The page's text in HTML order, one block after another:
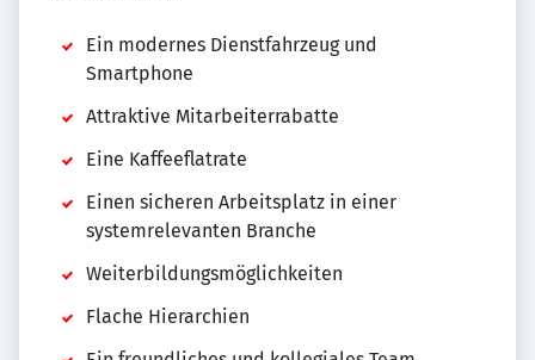
Ein modernes Dienstfahrzeug und
Smartphone
Attraktive Mitarbeiterrabatte
Eine Kaffeeflatrate
Einen sicheren Arbeitsplatz in einer
systemrelevanten Branche
Weiterbildungsmöglichkeiten
Flache Hierarchien